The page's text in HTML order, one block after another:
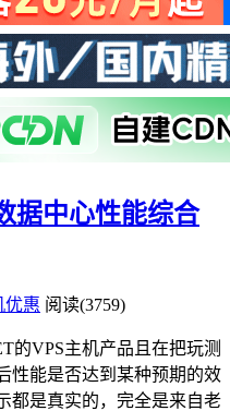
据中心性能综合
优惠 阅读(3759)
的VPS主机产品且在把玩测
性能是否达到某种预期的效
都是真实的，完全是来自老